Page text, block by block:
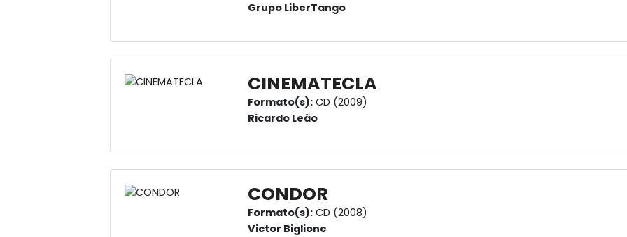
Grupo LiberTango
CINEMATECLA
Formato(s): CD (2009)
Ricardo Leão
CONDOR
Formato(s): CD (2008)
Victor Biglione